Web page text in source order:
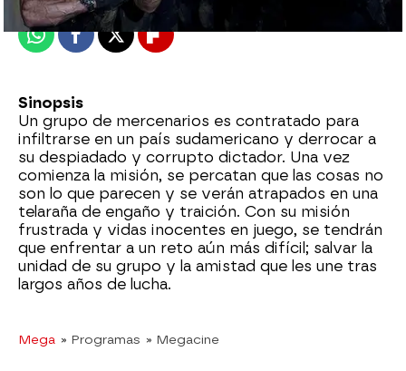
WhatsappFacebook
X Flipboard
Sinopsis
Un grupo de mercenarios es contratado para
infiltrarse en un país sudamericano y derrocar a
su despiadado y corrupto dictador. Una vez
comienza la misión, se percatan que las cosas no
son lo que parecen y se verán atrapados en una
telaraña de engaño y traición. Con su misión
frustrada y vidas inocentes en juego, se tendrán
que enfrentar a un reto aún más difícil; salvar la
unidad de su grupo y la amistad que les une tras
largos años de lucha.
Mega » Programas » Megacine